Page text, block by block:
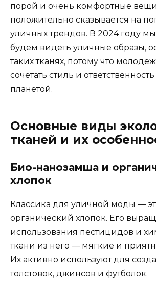
порой и очень комфортные
положительно сказывается на
уличных трендов. В 2024 году
будем видеть уличные образы,
таких тканях, потому что
сочетать стиль и
планетой.
Основные виды
тканей и их
Био-нанозамша и
хлопок
Классика для уличной моды —
органический хлопок. Его
использования пестицидов и
ткани из него — мягкие и
Их активно используют для
толстовок, джинсов и футболок.